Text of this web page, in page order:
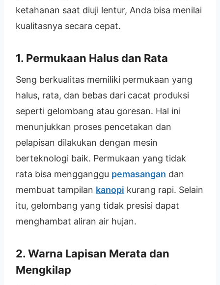
ketahanan saat diuji lentur, Anda bisa menilai
kualitasnya secara cepat.
1. Permukaan Halus dan Rata
Seng berkualitas memiliki permukaan yang
halus, rata, dan bebas dari cacat produksi
seperti gelombang atau goresan. Hal ini
menunjukkan proses pencetakan dan
pelapisan dilakukan dengan mesin
berteknologi baik. Permukaan yang tidak
rata bisa mengganggu pemasangan dan
membuat tampilan kanopi kurang rapi. Selain
itu, gelombang yang tidak presisi dapat
menghambat aliran air hujan.
2. Warna Lapisan Merata dan
Mengkilap